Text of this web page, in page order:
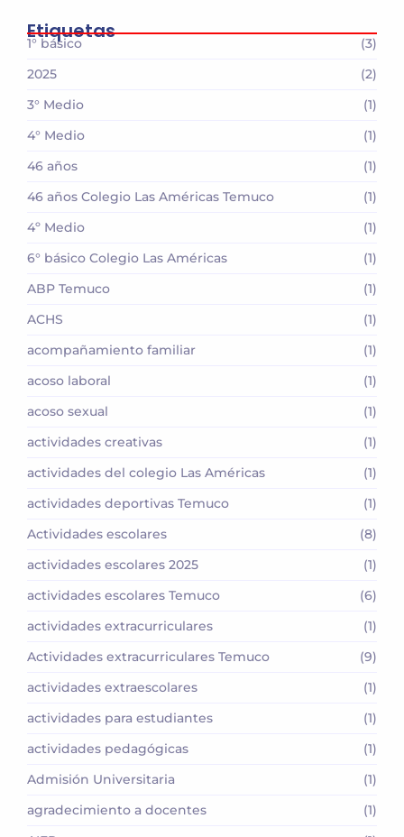
Etiquetas
1° básico
(3)
2025
(2)
3° Medio
(1)
4° Medio
(1)
46 años
(1)
46 años Colegio Las Américas Temuco
(1)
4º Medio
(1)
6° básico Colegio Las Américas
(1)
ABP Temuco
(1)
ACHS
(1)
acompañamiento familiar
(1)
acoso laboral
(1)
acoso sexual
(1)
actividades creativas
(1)
actividades del colegio Las Américas
(1)
actividades deportivas Temuco
(1)
Actividades escolares
(8)
actividades escolares 2025
(1)
actividades escolares Temuco
(6)
actividades extracurriculares
(1)
Actividades extracurriculares Temuco
(9)
actividades extraescolares
(1)
actividades para estudiantes
(1)
actividades pedagógicas
(1)
Admisión Universitaria
(1)
agradecimiento a docentes
(1)